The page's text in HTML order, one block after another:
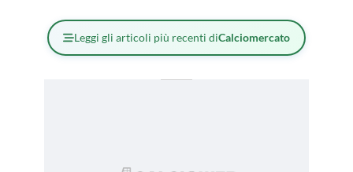
Leggi gli articoli più recenti diCalciomercato